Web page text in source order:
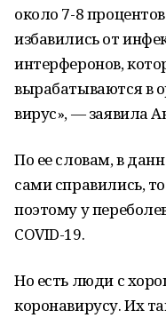
около 7-8
избавились от
интерферонов,
вырабатываются в
вирус», — заявила
По ее словам, в
сами справились,
поэтому у
COVID-19.
Но есть люди с
коронавирусу. Их